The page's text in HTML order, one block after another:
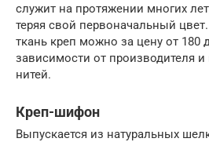
служит на протяжении многих
теряя свой первоначальный
ткань креп можно за цену от 180
зависимости от производителя
нитей.
Креп-шифон
Выпускается из натуральных